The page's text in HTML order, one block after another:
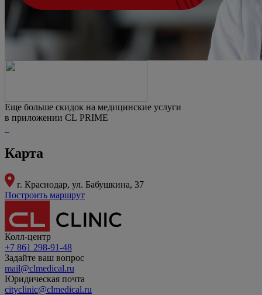
Еще больше скидок на медицинские услуги
в приложении CL PRIME
Карта
г. Краснодар, ул. Бабушкина, 37
Построить маршрут
Колл-центр
+7 861 298-91-48
Задайте ваш вопрос
mail@clmedical.ru
Юридическая почта
cityclinic@clmedical.ru